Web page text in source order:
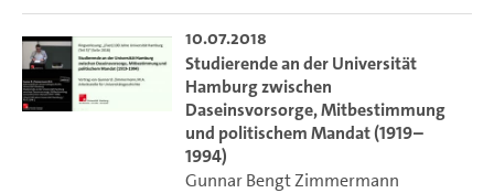
10.07.2018
Studierende an der Universität
Hamburg zwischen
Daseinsvorsorge, Mitbestimmung
und politischem Mandat (1919–
1994)
Gunnar Bengt Zimmermann